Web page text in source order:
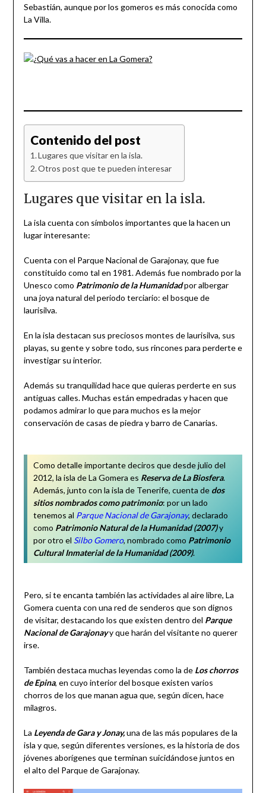
Sebastián, aunque por los gomeros es más conocida como
La Villa.
Contenido del post
Lugares que visitar en la isla.
Otros post que te pueden interesar
Lugares que visitar en la isla.
La isla cuenta con símbolos importantes que la hacen un
lugar interesante:
Cuenta con el Parque Nacional de Garajonay, que fue
constituido como tal en 1981. Además fue nombrado por la
Unesco como Patrimonio de la Humanidadpor albergar
una joya natural del periodo terciario: el bosque de
laurisilva.
En la isla destacan sus preciosos montes de laurisilva, sus
playas, su gente y sobre todo, sus rincones para perderte e
investigar su interior.
Además su tranquilidad hace que quieras perderte en sus
antiguas calles. Muchas están empedradas y hacen que
podamos admirar lo que para muchos es la mejor
conservación de casas de piedra y barro de Canarias.
Como detalle importante deciros que desde julio del
2012, la isla de La Gomera es Reserva de La Biosfera.
Además, junto con la isla de Tenerife, cuenta de dos
sitios nombrados como patrimonio: por un lado
tenemos al Parque Nacional de Garajonay, declarado
como Patrimonio Natural de la Humanidad (2007)y
por otro el Silbo Gomero, nombrado como Patrimonio
Cultural Inmaterial de la Humanidad (2009).
Pero, si te encanta también las actividades al aire libre, La
Gomera cuenta con una red de senderos que son dignos
de visitar, destacando los que existen dentro del Parque
Nacional de Garajonayy que harán del visitante no querer
irse.
También destaca muchas leyendas como la de Los chorros
de Epina, en cuyo interior del bosque existen varios
chorros de los que manan agua que, según dicen, hace
milagros.
La Leyenda de Gara y Jonay,una de las más populares de la
isla y que, según diferentes versiones, es la historia de dos
jóvenes aborígenes que terminan suicidándose juntos en
el alto del Parque de Garajonay.